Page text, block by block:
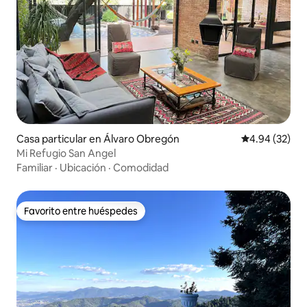
Casa particular en Álvaro Obregón Calificación
4.94 (32)
Mi Refugio San Angel
Familiar · Ubicación · Comodidad
Favorito entre huéspedes
Favorito entre huéspedes